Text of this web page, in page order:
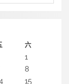
六
1
8
15